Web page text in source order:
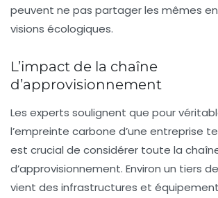
peuvent ne pas partager les mêmes
visions écologiques.
L’impact de la chaîne
d’approvisionnement
Les experts soulignent que pour
l’empreinte carbone d’une entreprise
est crucial de considérer toute la
d’approvisionnement. Environ un tiers
vient des infrastructures et